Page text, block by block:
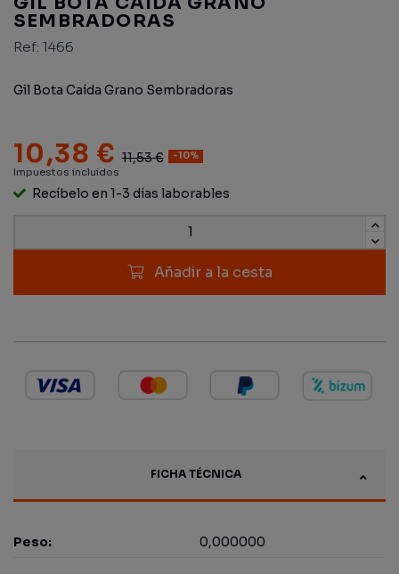
SEMBRADORAS
Ref: 1466
Gil Bota Caída Grano Sembradoras
10,38 € 11,53 € -10%
Impuestos incluidos
Recíbelo en 1-3 días laborables
Añadir a la cesta
FICHA TÉCNICA
Peso: 0,000000